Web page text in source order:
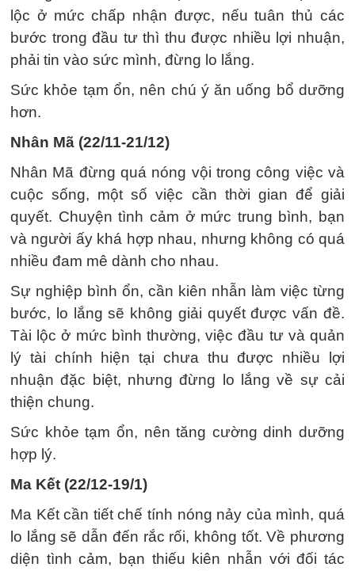
lộc ở mức chấp nhận được, nếu tuân thủ các
bước trong đầu tư thì thu được nhiều lợi nhuận,
phải tin vào sức mình, đừng lo lắng.
Sức khỏe tạm ổn, nên chú ý ăn uống bổ dưỡng
hơn.
Nhân Mã (22/11-21/12)
Nhân Mã đừng quá nóng vội trong công việc và
cuộc sống, một số việc cần thời gian để giải
quyết. Chuyện tình cảm ở mức trung bình, bạn
và người ấy khá hợp nhau, nhưng không có quá
nhiều đam mê dành cho nhau.
Sự nghiệp bình ổn, cần kiên nhẫn làm việc từng
bước, lo lắng sẽ không giải quyết được vấn đề.
Tài lộc ở mức bình thường, việc đầu tư và quản
lý tài chính hiện tại chưa thu được nhiều lợi
nhuận đặc biệt, nhưng đừng lo lắng về sự cải
thiện chung.
Sức khỏe tạm ổn, nên tăng cường dinh dưỡng
hợp lý.
Ma Kết (22/12-19/1)
Ma Kết cần tiết chế tính nóng nảy của mình, quá
lo lắng sẽ dẫn đến rắc rối, không tốt. Về phương
diện tình cảm, bạn thiếu kiên nhẫn với đối tác